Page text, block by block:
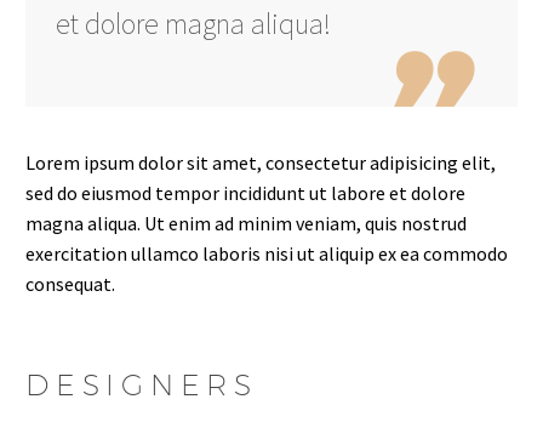
et dolore magna aliqua!

Lorem ipsum dolor sit amet, consectetur adipisicing elit,
sed do eiusmod tempor incididunt ut labore et dolore
magna aliqua. Ut enim ad minim veniam, quis nostrud
exercitation ullamco laboris nisi ut aliquip ex ea commodo
consequat.
DESIGNERS